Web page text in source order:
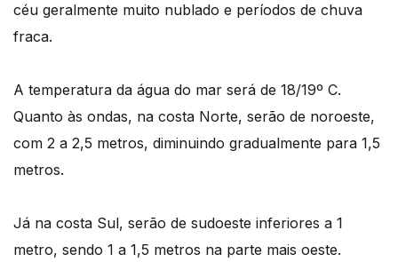
céu geralmente muito nublado e períodos de chuva
fraca.
A temperatura da água do mar será de 18/19º C.
Quanto às ondas, na costa Norte, serão de noroeste,
com 2 a 2,5 metros, diminuindo gradualmente para 1,5
metros.
Já na costa Sul, serão de sudoeste inferiores a 1
metro, sendo 1 a 1,5 metros na parte mais oeste.